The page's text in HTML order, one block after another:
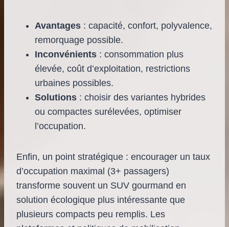
Avantages : capacité, confort, polyvalence,
remorquage possible.
Inconvénients : consommation plus
élevée, coût d’exploitation, restrictions
urbaines possibles.
Solutions : choisir des variantes hybrides
ou compactes surélevées, optimiser
l’occupation.
Enfin, un point stratégique : encourager un taux
d’occupation maximal (3+ passagers)
transforme souvent un SUV gourmand en
solution écologique plus intéressante que
plusieurs compacts peu remplis. Les